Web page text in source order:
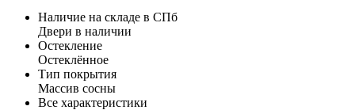
Наличие на складе в СПб
Двери в наличии
Остекление
Остеклённое
Тип покрытия
Массив сосны
Все характеристики